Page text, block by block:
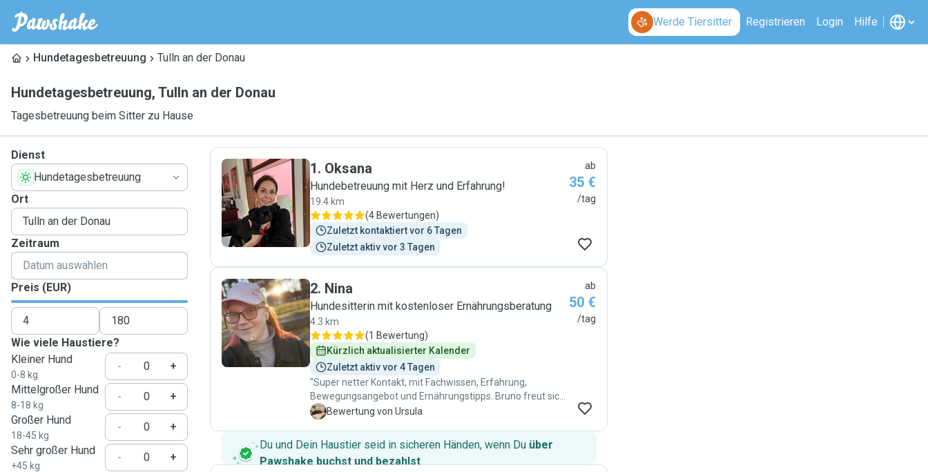
Werde Tiersitter Registrieren Login Hilfe
Hundetagesbetreuung Tulln an der Donau
Hundetagesbetreuung, Tulln an der Donau
Tagesbetreuung beim Sitter zu Hause
Dienst
Hundetagesbetreuung
Ort
Zeitraum
Preis (EUR)
Wie viele Haustiere?
Kleiner Hund
0-8 kg
-
+
Mittelgroßer Hund
8-18 kg
-
+
Großer Hund
18-45 kg
-
+
Sehr großer Hund
+45 kg
-
+
O
1. Oksana
Hundebetreuung mit Herz und Erfahrung!
19.4 km
(4 Bewertungen)
Zuletzt kontaktiert vor 6 Tagen
Zuletzt aktiv vor 3 Tagen
ab
35 €
/tag
N
2. Nina
Hundesitterin mit kostenloser Ernährungsberatung
4.3 km
(1 Bewertung)
Kürzlich aktualisierter Kalender
Zuletzt aktiv vor 4 Tagen
"Super netter Kontakt, mit Fachwissen, Erfahrung,
Bewegungsangebot und Ernährungstipps. Bruno freut sich
schon aufs Wiederkommen!"
U Bewertung von Ursula
ab
50 €
/tag
Du und Dein Haustier seid in sicheren Händen, wenn Du über
Pawshake buchst und bezahlst.